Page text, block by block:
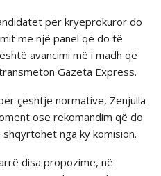
për kryeprokuror do
me një panel që do të
avancimi më i madh që
Gazeta Express.
çështje normative, Zenjulla
ose rekomandim që do
nga ky komision.
disa propozime, në